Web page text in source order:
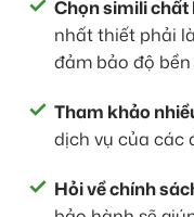
Chọn simili
nhất thiết phải
đảm bảo độ
Tham khảo
dịch vụ của các
Hỏi về chính